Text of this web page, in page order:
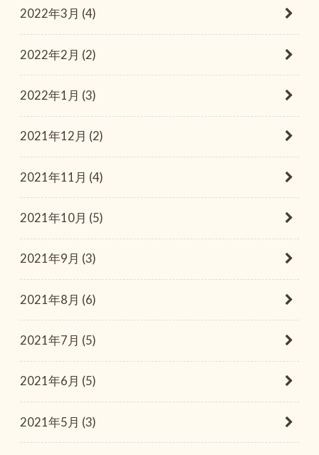
2022年3月 (4)
2022年2月 (2)
2022年1月 (3)
2021年12月 (2)
2021年11月 (4)
2021年10月 (5)
2021年9月 (3)
2021年8月 (6)
2021年7月 (5)
2021年6月 (5)
2021年5月 (3)